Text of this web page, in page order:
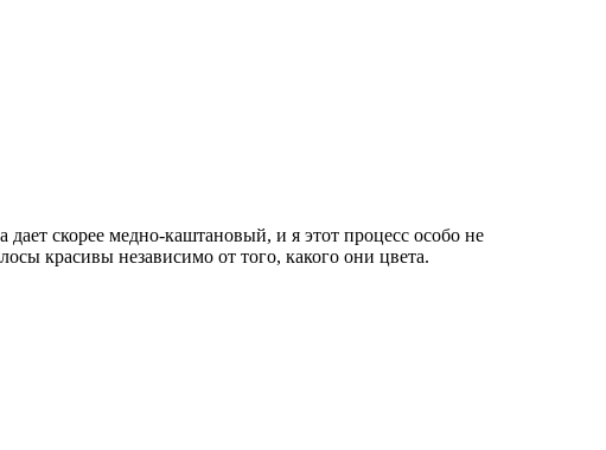
скорее медно-каштановый, и я этот процесс особо не
красивы независимо от того, какого они цвета.